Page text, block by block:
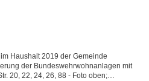
Haushalt 2019 der Gemeinde
der Bundeswehrwohnanlagen mit
20, 22, 24, 26, 88 - Foto oben;